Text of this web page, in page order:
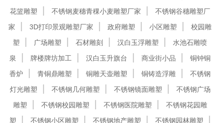
花篮雕塑
不锈钢麦穗青稞小麦雕塑厂家
不锈钢谷穗雕塑厂
家
3D打印景观雕塑厂家 政府雕塑 小区雕塑
校园雕
塑
广场雕塑 石材雕刻 汉白玉浮雕塑
水池石雕喷
泉
牌楼牌坊加工 汉白玉升旗台 商业街小品
铜钟铜
香炉
青铜鼎雕塑 铜雕天壶雕塑 铜铸造浮雕
不锈钢
灯光雕塑
不锈钢几何雕塑 不锈钢镜面雕塑
不锈钢广场
雕塑
不锈钢校园雕塑 不锈钢医院雕塑
不锈钢花园雕
塑
不锈钢小区雕塑 不锈钢地产雕塑
不锈钢园林雕塑